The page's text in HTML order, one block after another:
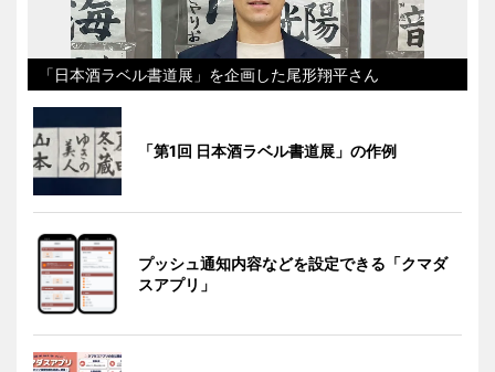
「日本酒ラベル書道展」を企画した尾形翔平さん
「第1回 日本酒ラベル書道展」の作例
プッシュ通知内容などを設定できる「クマダ
スアプリ」